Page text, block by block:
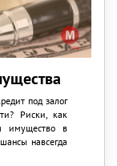
под залог
Риски, как
имущество в
навсегда